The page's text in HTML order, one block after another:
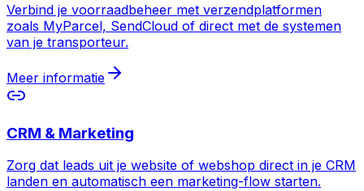
Verbind je voorraadbeheer met verzendplatformen
zoals MyParcel, SendCloud of direct met de systemen
van je transporteur.
Meer informatie
CRM & Marketing
Zorg dat leads uit je website of webshop direct in je CRM
landen en automatisch een marketing-flow starten.